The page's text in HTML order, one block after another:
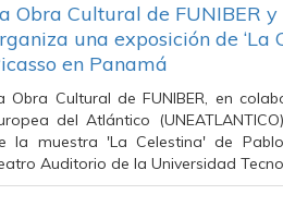
Obra Cultural de FUNIBER y
una exposición de ‘La
en Panamá
Obra Cultural de FUNIBER, en
del Atlántico
la muestra 'La Celestina' de
Auditorio de la Universidad